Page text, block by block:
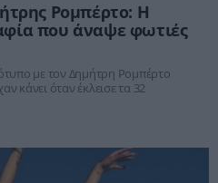
Ρομπέρτο: Η
που άναψε φωτιές
με τον Δημήτρη Ρομπέρτο
κάνει όταν έκλεισε τα 32